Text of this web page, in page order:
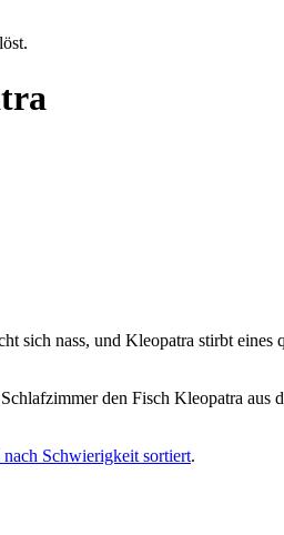
sich nass, und Kleopatra stirbt eines
den Fisch Kleopatra aus
nach Schwierigkeit sortiert.